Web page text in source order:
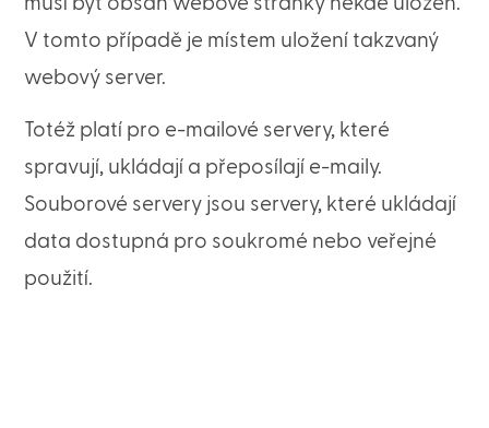
V tomto případě je místem uložení takzvaný
webový server.
Totéž platí pro e-mailové servery, které
spravují, ukládají a přeposílají e-maily.
Souborové servery jsou servery, které ukládají
data dostupná pro soukromé nebo veřejné
použití.